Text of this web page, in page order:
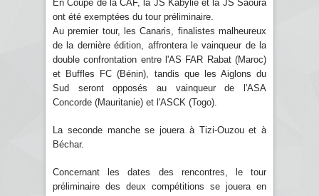
En Coupe de la CAF, la JS Kabylie et la JS Saoura
ont été exemptées du tour préliminaire.
Au premier tour, les Canaris, finalistes malheureux
de la dernière édition, affrontera le vainqueur de la
double confrontation entre l'AS FAR Rabat (Maroc)
et Buffles FC (Bénin), tandis que les Aiglons du
Sud seront opposés au vainqueur de l'ASA
Concorde (Mauritanie) et l'ASCK (Togo).
La seconde manche se jouera à Tizi-Ouzou et à
Béchar.
Concernant les dates des rencontres, le tour
préliminaire des deux compétitions se jouera en